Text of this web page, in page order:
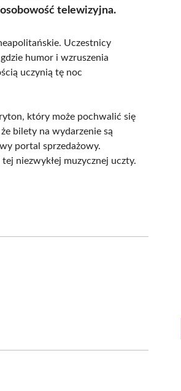
telewizyjna.
Uczestnicy
humor i wzruszenia
uczynią tę noc
który może pochwalić się
bilety na wydarzenie są
portal sprzedażowy.
niezwykłej muzycznej uczty.